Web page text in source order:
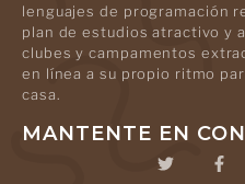
lenguajes de programación
plan de estudios atractivo y
clubes y campamentos
en línea a su propio ritmo
casa.
MANTENTE EN